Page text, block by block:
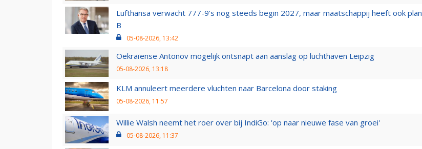
Lufthansa verwacht 777-9’s nog steeds begin 2027, maar maatschappij heeft ook plan
B
05-08-2026, 13:42
Oekraïense Antonov mogelijk ontsnapt aan aanslag op luchthaven Leipzig
05-08-2026, 13:18
KLM annuleert meerdere vluchten naar Barcelona door staking
05-08-2026, 11:57
Willie Walsh neemt het roer over bij IndiGo: 'op naar nieuwe fase van groei'
05-08-2026, 11:37